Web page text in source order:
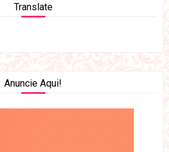
Translate
Anuncie Aqui!